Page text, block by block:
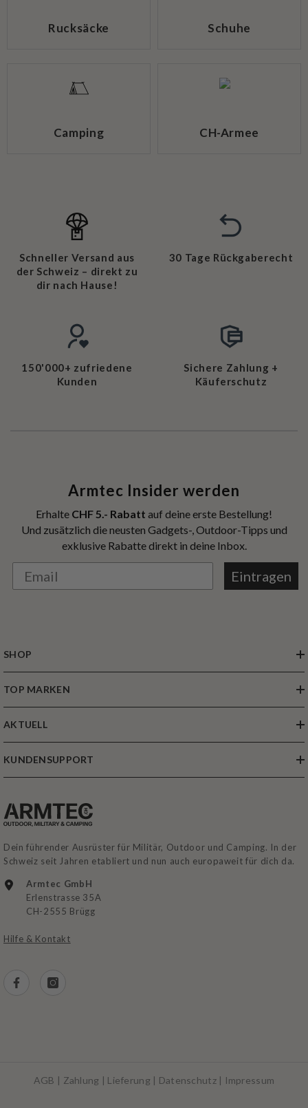
Rucksäcke Schuhe
Camping CH-Armee
Schneller Versand aus
der Schweiz – direkt zu
dir nach Hause!
30 Tage Rückgaberecht
150'000+ zufriedene
Kunden
Sichere Zahlung +
Käuferschutz
Armtec Insider werden
Erhalte CHF 5.- Rabatt auf deine erste Bestellung!
Und zusätzlich die neusten Gadgets-, Outdoor-Tipps und
exklusive Rabatte direkt in deine Inbox.
Eintragen
SHOP
TOP MARKEN
AKTUELL
KUNDENSUPPORT
Dein führender Ausrüster für Militär, Outdoor und Camping. In der
Schweiz seit Jahren etabliert und nun auch europaweit für dich da.
Armtec GmbH
Erlenstrasse 35A
CH-2555 Brügg
Hilfe & Kontakt
AGB | Zahlung | Lieferung | Datenschutz| Impressum